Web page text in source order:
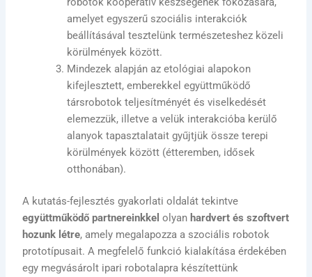
amelyet egyszerű szociális interakciók
beállításával tesztelünk természeteshez közeli
körülmények között.
Mindezek alapján az etológiai alapokon
kifejlesztett, emberekkel együttműködő
társrobotok teljesítményét és viselkedését
elemezzük, illetve a velük interakcióba kerülő
alanyok tapasztalatait gyűjtjük össze terepi
körülmények között (étteremben, idősek
otthonában).
A kutatás-fejlesztés gyakorlati oldalát tekintve
együttműködő partnereinkkel olyan hardvert és szoftvert
hozunk létre, amely megalapozza a szociális robotok
prototípusait. A megfelelő funkció kialakítása érdekében
egy megvásárolt ipari robotalapra készítettünk